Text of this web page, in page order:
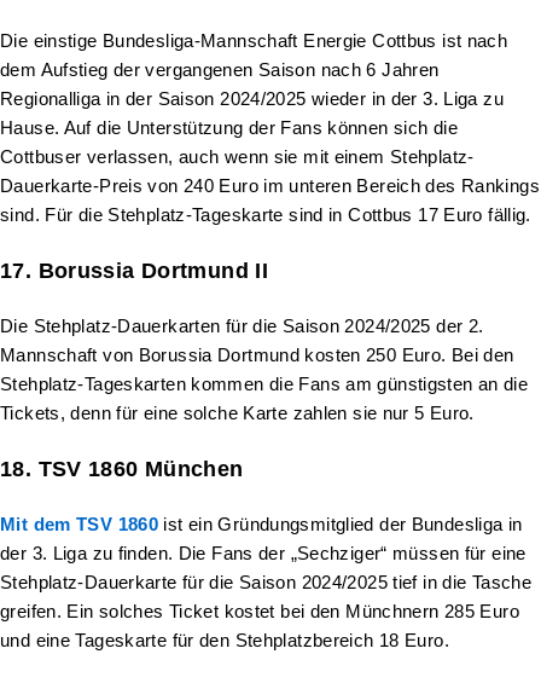
Die einstige Bundesliga-Mannschaft Energie Cottbus ist nach
dem Aufstieg der vergangenen Saison nach 6 Jahren
Regionalliga in der Saison 2024/2025 wieder in der 3. Liga zu
Hause. Auf die Unterstützung der Fans können sich die
Cottbuser verlassen, auch wenn sie mit einem Stehplatz-
Dauerkarte-Preis von 240 Euro im unteren Bereich des Rankings
sind. Für die Stehplatz-Tageskarte sind in Cottbus 17 Euro fällig.
17. Borussia Dortmund II
Die Stehplatz-Dauerkarten für die Saison 2024/2025 der 2.
Mannschaft von Borussia Dortmund kosten 250 Euro. Bei den
Stehplatz-Tageskarten kommen die Fans am günstigsten an die
Tickets, denn für eine solche Karte zahlen sie nur 5 Euro.
18. TSV 1860 München
Mit dem TSV 1860 ist ein Gründungsmitglied der Bundesliga in
der 3. Liga zu finden. Die Fans der „Sechziger“ müssen für eine
Stehplatz-Dauerkarte für die Saison 2024/2025 tief in die Tasche
greifen. Ein solches Ticket kostet bei den Münchnern 285 Euro
und eine Tageskarte für den Stehplatzbereich 18 Euro.